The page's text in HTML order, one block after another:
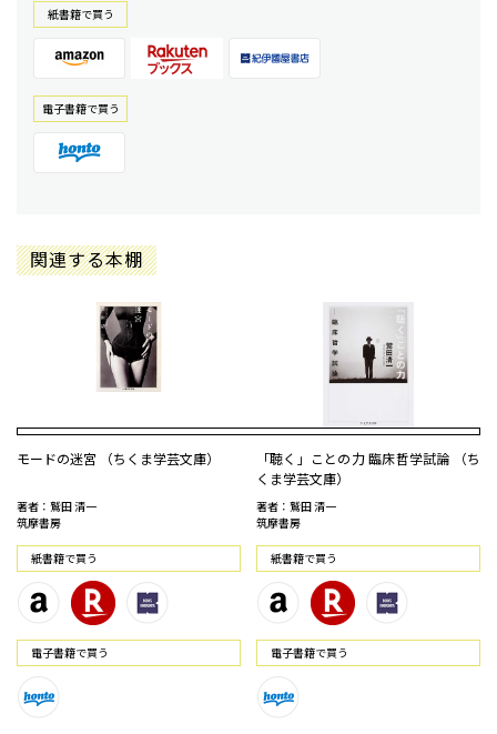
紙書籍で買う
電⼦書籍で買う
関連する本棚
モードの迷宮 （ちくま学芸文庫）
著者：鷲田 清一
筑摩書房
紙書籍で買う
電⼦書籍で買う
「聴く」ことの力 臨床哲学試論 （ち
くま学芸文庫）
著者：鷲田 清一
筑摩書房
紙書籍で買う
電⼦書籍で買う